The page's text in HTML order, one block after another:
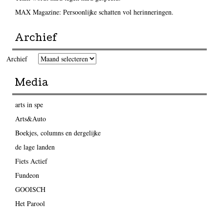
MAX Magazine: Persoonlijke schatten vol herinneringen.
Archief
Archief
Media
arts in spe
Arts&Auto
Boekjes, columns en dergelijke
de lage landen
Fiets Actief
Fundeon
GOOISCH
Het Parool